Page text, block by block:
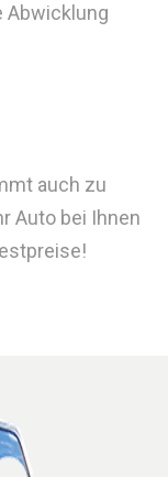
Abwicklung
auch zu
Auto bei Ihnen